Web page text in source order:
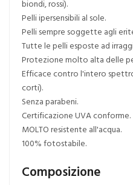
biondi, rossi).
Pelli ipersensibili al sole.
Pelli sempre soggette agli
Tutte le pelli esposte ad
Protezione molto alta delle
Efficace contro l'intero
corti).
Senza parabeni.
Certificazione UVA conforme.
MOLTO resistente all'acqua.
100% fotostabile.
Composizione